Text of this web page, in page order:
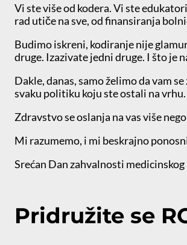
Vi ste više od kodera. Vi ste
rad utiče na sve, od finansiranja
Budimo iskreni, kodiranje nije
druge. Izazivate jedni druge. I što je
Dakle, danas, samo želimo da vam
svaku politiku koju ste ostali na
Zdravstvo se oslanja na vas više
Mi razumemo, i mi beskrajno
Srećan Dan zahvalnosti
Pridružite se